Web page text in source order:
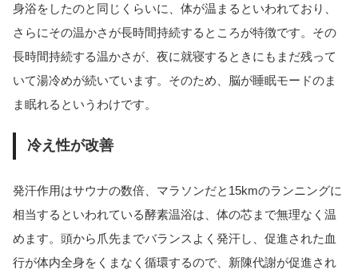
身浴をしたのと同じくらいに、体が温まるといわれており、
さらにその温かさが長時間持続するところが特徴です。その
長時間持続する温かさが、夜に就寝するときにもまだ残って
いて湯冷めが続いています。そのため、脳が睡眠モードのま
ま眠れるというわけです。
冷え性が改善
発汗作用はサウナの数倍、マラソンだと15kmのランニングに
相当するといわれている酵素温浴は、体の芯まで無理なく温
めます。頭から爪先までバランスよく発汗し、促進された血
行が体内全身をくまなく循環するので、新陳代謝が促進され